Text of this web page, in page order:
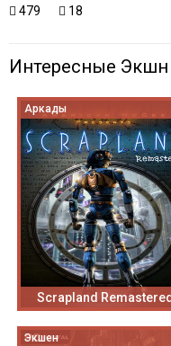
479 18
Интересные Экшн
Аркады
Scrapland Remastered
Экшен